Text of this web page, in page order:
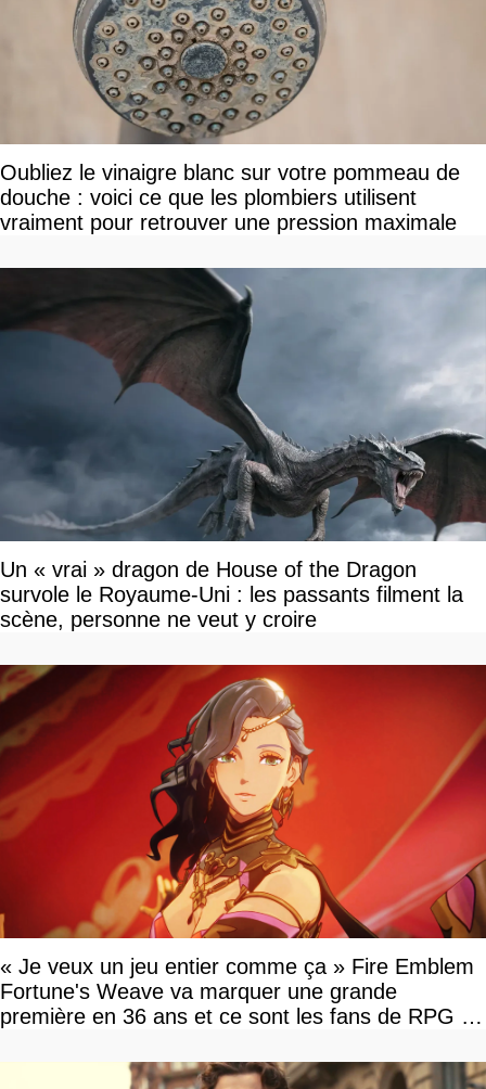
Oubliez le vinaigre blanc sur votre pommeau de
douche : voici ce que les plombiers utilisent
vraiment pour retrouver une pression maximale
Un « vrai » dragon de House of the Dragon
survole le Royaume-Uni : les passants filment la
scène, personne ne veut y croire
« Je veux un jeu entier comme ça » Fire Emblem
Fortune's Weave va marquer une grande
première en 36 ans et ce sont les fans de RPG en